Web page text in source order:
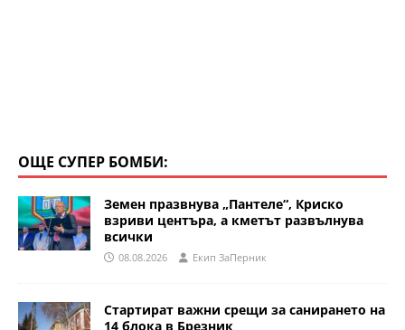
ОЩЕ СУПЕР БОМБИ:
Земен празвнува „Пантеле“, Криско
взриви центъра, а кметът развълнува
всички
08.08.2026 Eкип ЗаПерник
Стартират важни срещи за санирането на
14 блока в Брезник